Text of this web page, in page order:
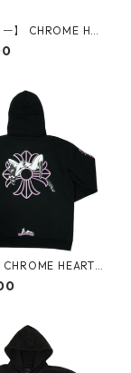
】 CHROME HEA
ハーツ HONOLU
CAP BLACK ホ
HEARTS
ツ DEADLY DOL
HOODIE BLACK